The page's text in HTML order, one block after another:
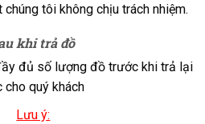
tôi không chịu trách nhiệm.
khi trả đồ
đủ số lượng đồ trước khi trả lại
cho quý khách
Lưu ý: